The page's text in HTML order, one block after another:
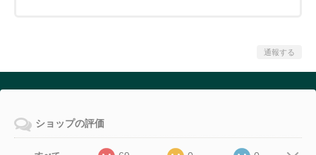
通報する
ショップの評価